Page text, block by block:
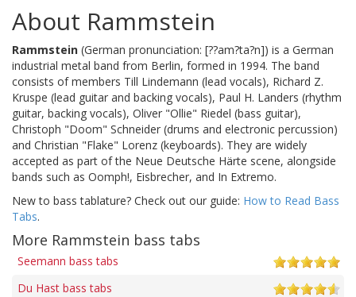
About Rammstein
Rammstein (German pronunciation: [??am?ta?n]) is a German
industrial metal band from Berlin, formed in 1994. The band
consists of members Till Lindemann (lead vocals), Richard Z.
Kruspe (lead guitar and backing vocals), Paul H. Landers (rhythm
guitar, backing vocals), Oliver "Ollie" Riedel (bass guitar),
Christoph "Doom" Schneider (drums and electronic percussion)
and Christian "Flake" Lorenz (keyboards). They are widely
accepted as part of the Neue Deutsche Härte scene, alongside
bands such as Oomph!, Eisbrecher, and In Extremo.
New to bass tablature? Check out our guide: How to Read Bass
Tabs.
More Rammstein bass tabs
Seemann bass tabs
Du Hast bass tabs